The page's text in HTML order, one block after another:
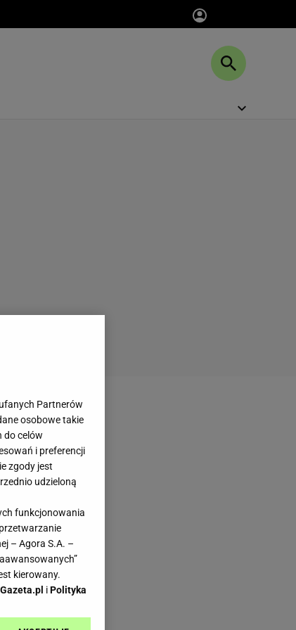
Partnerów
osobowe takie
do celów
i preferencji
zgody jest
udzieloną
funkcjonowania
– Agora S.A. –
kierowany.
iPolityka